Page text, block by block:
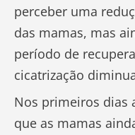
perceber uma
das mamas, mas
período de
cicatrização
Nos primeiros dias
que as mamas